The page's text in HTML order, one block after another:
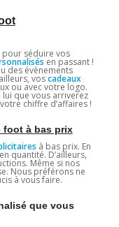
pour séduire vos
en passant !
des évènements
voscadeaux
ou avec votre logo.
lui que vous arriverez
chiffre d’affaires !
foot à bas prix
à bas prix. En
quantité. D’ailleurs,
Même si nos
Nous préférons ne
à vous faire.
que vous